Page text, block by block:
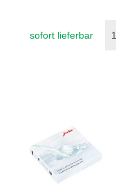
sofort lieferbar